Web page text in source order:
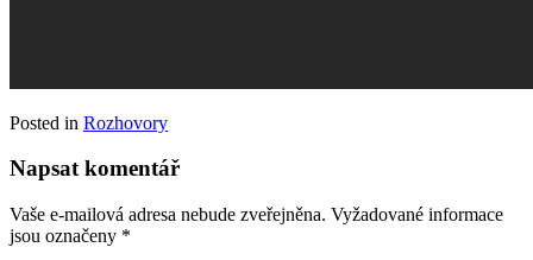
Posted in Rozhovory
Napsat komentář
Vaše e-mailová adresa nebude zveřejněna. Vyžadované informace
jsou označeny *